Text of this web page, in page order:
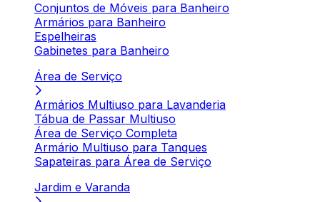
Conjuntos de Móveis para Banheiro
Armários para Banheiro
Espelheiras
Gabinetes para Banheiro
Área de Serviço
Armários Multiuso para Lavanderia
Tábua de Passar Multiuso
Área de Serviço Completa
Armário Multiuso para Tanques
Sapateiras para Área de Serviço
Jardim e Varanda